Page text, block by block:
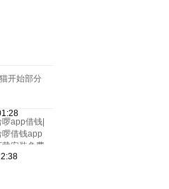
开始部分
啰app借钱|
啰借钱app
载安装免费
小上当和电